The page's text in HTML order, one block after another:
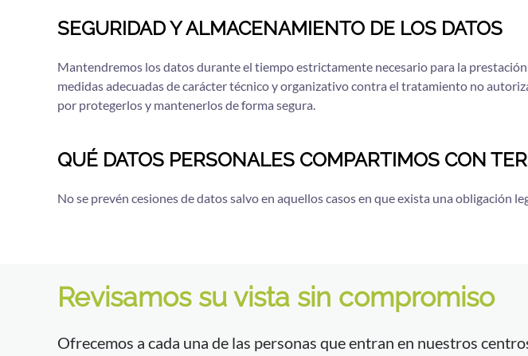
SEGURIDAD Y ALMACENAMIENTO DE LOS DATOS
Mantendremos los datos durante el tiempo estrictamente necesario para la
medidas adecuadas de carácter técnico y organizativo contra el tratamiento no
por protegerlos y mantenerlos de forma segura.
QUÉ DATOS PERSONALES COMPARTIMOS CON
No se prevén cesiones de datos salvo en aquellos casos en que exista una obligación
Revisamos su vista sin compromiso
Ofrecemos a cada una de las personas que entran en nuestros